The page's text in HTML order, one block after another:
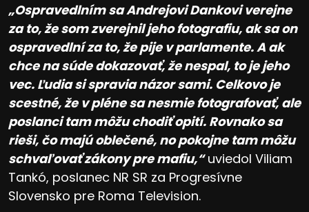
„Ospravedlním sa Andrejovi Dankovi verejne
za to, že som zverejnil jeho fotografiu, ak sa on
ospravedlní za to, že pije v parlamente. A ak
chce na súde dokazovať, že nespal, to je jeho
vec. Ľudia si spravia názor sami. Celkovo je
scestné, že v pléne sa nesmie fotografovať, ale
poslanci tam môžu chodiť opití. Rovnako sa
rieši, čo majú oblečené, no pokojne tam môžu
schvaľovať zákony pre mafiu,“uviedol Viliam
Tankó, poslanec NR SR za Progresívne
Slovensko pre Roma Television.